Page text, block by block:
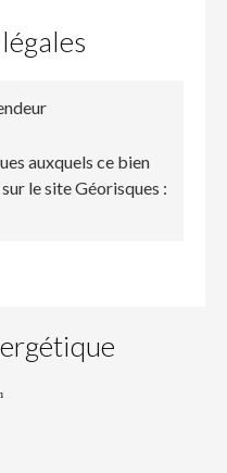
auxquels ce bien
le site Géorisques :